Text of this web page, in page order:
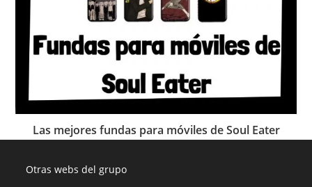
Las mejores fundas para móviles de Soul Eater
Otras webs del grupo